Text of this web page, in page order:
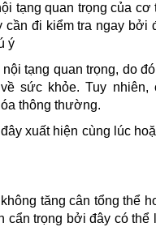
tạng quan trọng của cơ
đi kiểm tra ngay bởi
ý
tạng quan trọng, do
sức khỏe. Tuy nhiên,
thông thường.
xuất hiện cùng lúc
tăng cân tổng thể
cẩn trọng bởi đây có thể